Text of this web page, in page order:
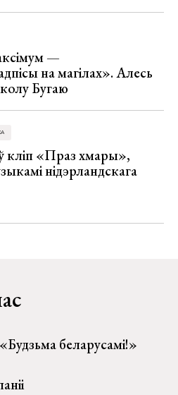
—
на магілах». Алесь
Бугаю
кліп «Праз хмары»,
нідэрландскага
беларусамі!»